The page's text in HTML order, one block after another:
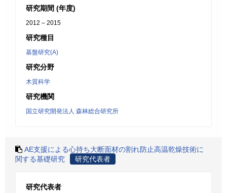
研究期間 (年度)
2012 – 2015
研究種目
基盤研究(A)
研究分野
木質科学
研究機関
国立研究開発法人 森林総合研究所
AE支援による心持ち大断面材の割れ防止高温乾燥技術に
関する基礎研究
研究代表者
研究代表者